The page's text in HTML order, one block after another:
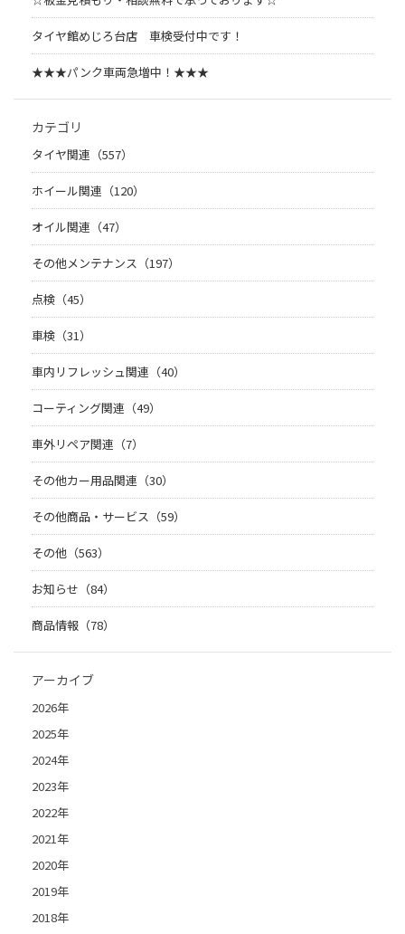
タイヤ館めじろ台店 車検受付中です！
★★★パンク車両急増中！★★★
カテゴリ
タイヤ関連（557）
ホイール関連（120）
オイル関連（47）
その他メンテナンス（197）
点検（45）
車検（31）
車内リフレッシュ関連（40）
コーティング関連（49）
車外リペア関連（7）
その他カー用品関連（30）
その他商品・サービス（59）
その他（563）
お知らせ（84）
商品情報（78）
アーカイブ
2026年
2025年
2024年
2023年
2022年
2021年
2020年
2019年
2018年